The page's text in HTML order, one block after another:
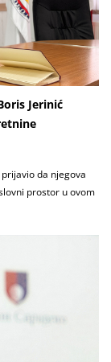
Jerinić
da njegova
prostor u ovom